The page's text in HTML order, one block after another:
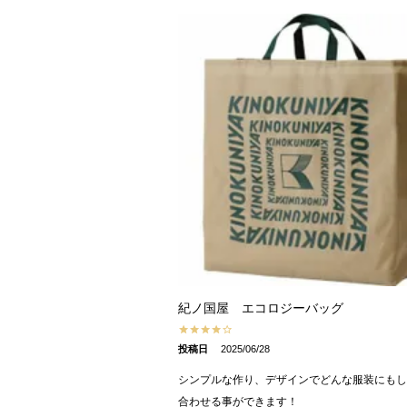
紀ノ国屋 エコロジーバッグ
投稿日 2025/06/28
シンプルな作り、デザインでどんな服装にも
合わせる事ができます！